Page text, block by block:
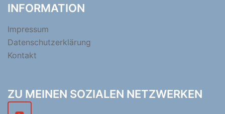
INFORMATION
Impressum
Datenschutzerklärung
Kontakt
ZU MEINEN SOZIALEN NETZWERKEN